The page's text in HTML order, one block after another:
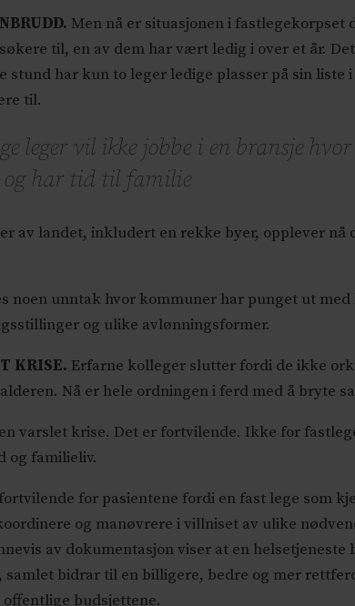
Men nå er situasjonen i
til, en av dem har vært ledig i over et år.
stund har kun to leger ledige plasser på sin
til.
leger vil ikke jobbe i en bransje
har tid til familie
av landet, inkludert en rekke byer, opplever
noen unntak hvor kommuner har punget ut
og ulike avlønningsformer.
KRISE. Erfarne kolleger slutter fordi de ikke
Nå er hele ordningen i ferd med å bryte
varslet krise. Det er fortvilende. Ikke for
og familieliv.
for pasientene fordi en fast lege som
og manøvrere i villniset av ulike
av dokumentasjon viser at en
samlet bidrar til en billigere, bedre og mer
offentlige budsjettene.